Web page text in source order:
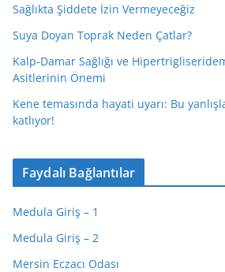
Sağlıkta Şiddete İzin Vermeyeceğiz
Suya Doyan Toprak Neden Çatlar?
Kalp-Damar Sağlığı ve
Asitlerinin Önemi
Kene temasında hayati uyarı: Bu
katlıyor!
Faydalı Bağlantılar
Medula Giriş – 1
Medula Giriş – 2
Mersin Eczacı Odası